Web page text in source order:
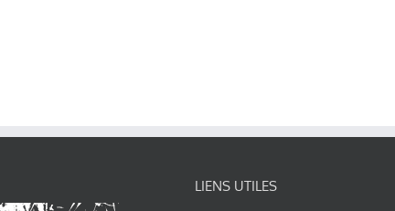
LIENS UTILES